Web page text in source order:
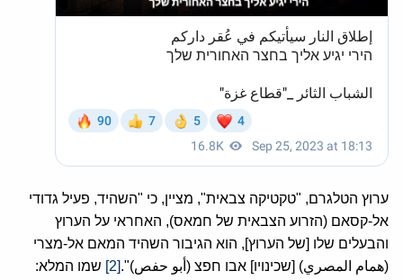
ערוץ הטלגרם, "טקטיקה צבאית", מציין, כי "השהיד, פעיל גדודי
אל-קסאם (הזרוע הצבאית של חמאס), האחראי על הערוץ
והבעלים שלו [של הערוץ], הוא הגיבור השהיד המאם אל-מצרי
(همام المصري) [שכינויו] אבו חפצ (أبو حفص)".[2]
שמו המלא: